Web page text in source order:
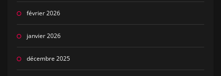
février 2026
janvier 2026
décembre 2025